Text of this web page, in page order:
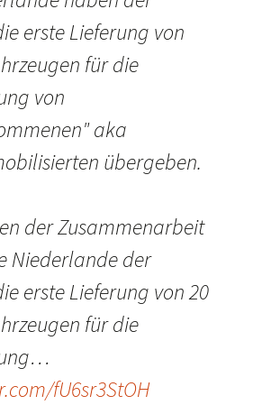
erste Lieferung von
für die
von
aka
übergeben.
der Zusammenarbeit
Niederlande der
erste Lieferung von 20
für die
fU6sr3StOH